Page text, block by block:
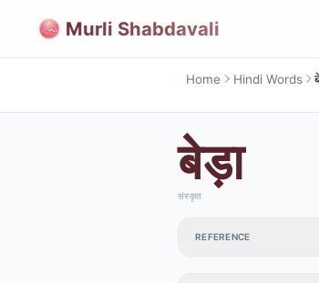
Murli Shabdavali
Home Hindi Words
बेड़ा
संस्कृत
REFERENCE